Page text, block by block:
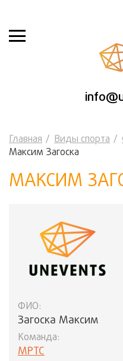
Главная Виды спорта
Максим Загоска
МАКСИМ
ФИО:
Загоска Максим
Команда:
МРТС